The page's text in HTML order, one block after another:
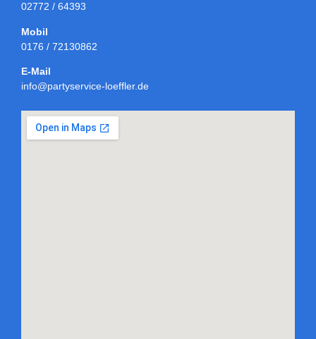
02772 / 64393
Mobil
0176 / 72130862
E-Mail
info@partyservice-loeffler.de